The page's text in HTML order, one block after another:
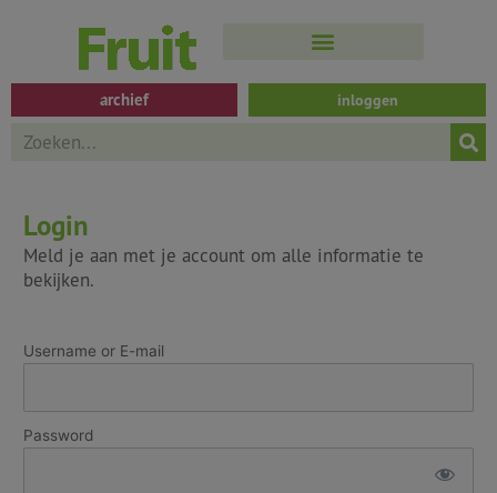
inhoud
archief inloggen
Search
Login
Meld je aan met je account om alle informatie te
bekijken.
Username or E-mail
Password